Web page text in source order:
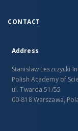
CONTACT
Address
Stanislaw Leszczycki
Polish Academy of
ul. Twarda 51/55
00-818 Warszawa,